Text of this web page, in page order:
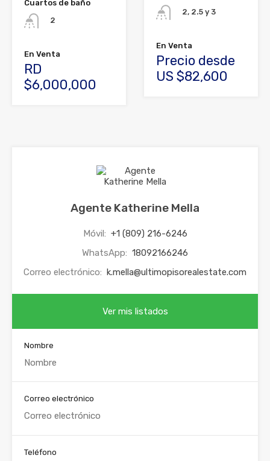
Cuartos de baño
2
En Venta
RD
$6,000,000
2, 2.5 y 3
En Venta
Precio desde
US $82,600
Agente Katherine Mella
Móvil: +1 (809) 216-6246
WhatsApp: 18092166246
Correo electrónico: k.mella@ultimopisorealestate.com
Ver mis listados
Nombre
Correo electrónico
Teléfono